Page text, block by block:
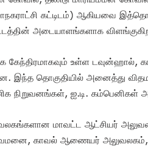
கட்டிடம்) ஆகியவை
அடையாளங்களாக
உள்ள டவுன்ஹால்,
இந்த தொகுதியில் அனைத்து
நிறுவனங்கள், ஐ.டி. கம்பெனிகள்
மாவட்ட ஆட்சியர்
காவல் ஆணையர்